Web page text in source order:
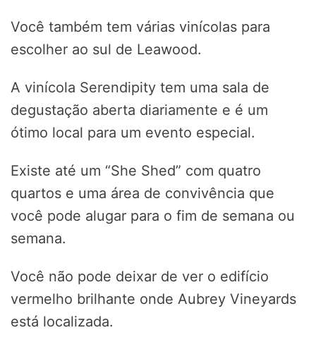
Você também tem várias vinícolas para
escolher ao sul de Leawood.
A vinícola Serendipity tem uma sala de
degustação aberta diariamente e é um
ótimo local para um evento especial.
Existe até um “She Shed” com quatro
quartos e uma área de convivência que
você pode alugar para o fim de semana ou
semana.
Você não pode deixar de ver o edifício
vermelho brilhante onde Aubrey Vineyards
está localizada.